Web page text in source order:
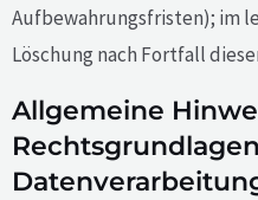
Aufbewahrungsfristen); im
Löschung nach Fortfall
Allgemeine